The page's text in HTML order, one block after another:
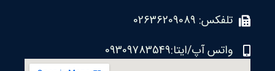
تلفکس: 02636209089
واتس آپ/ایتا:09309783549